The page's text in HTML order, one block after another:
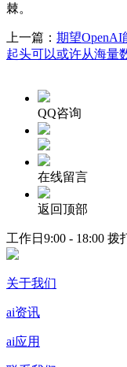
棘。
上一篇： 期望OpenAI
起头可以或许从海量
QQ咨询
在线留言
返回顶部
工作日9:00 - 18:00 拨
关于我们
ai资讯
ai应用